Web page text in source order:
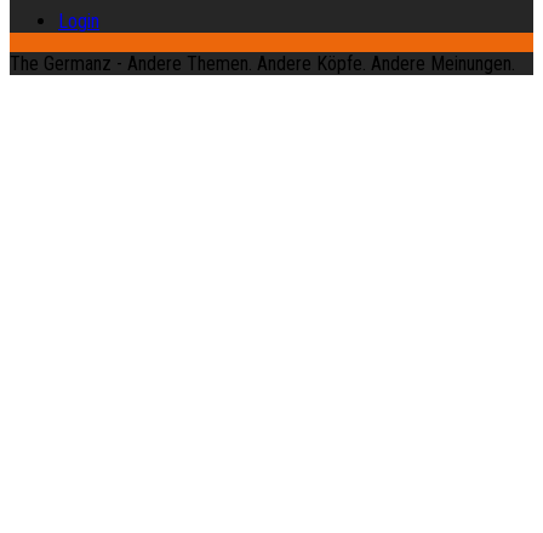
Login
The Germanz - Andere Themen. Andere Köpfe. Andere Meinungen.